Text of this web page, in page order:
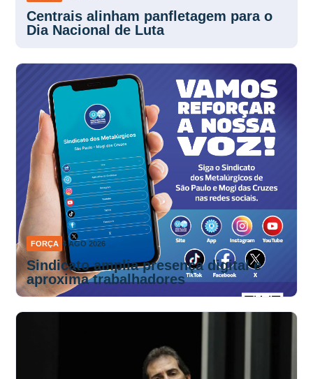
Centrais alinham panfletagem para o
Dia Nacional de Luta
FORÇA 4 AGO 2026
Sindicato amplia presença digital e
aproxima trabalhadores